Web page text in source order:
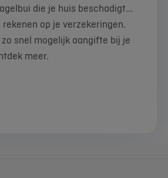
die je huis beschadigt...
rekenen op je verzekeringen.
snel mogelijk aangifte bij je
meer.